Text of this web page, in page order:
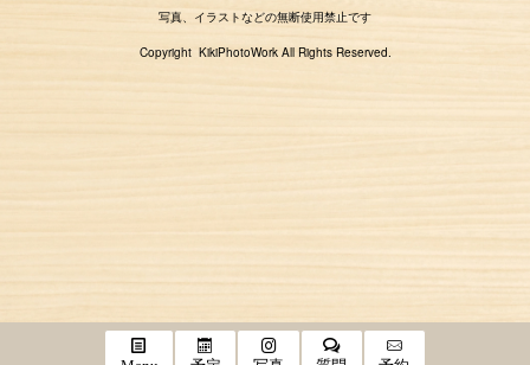
写真、イラストなどの無断使用禁止です
Copyright KikiPhotoWork All Rights Reserved.